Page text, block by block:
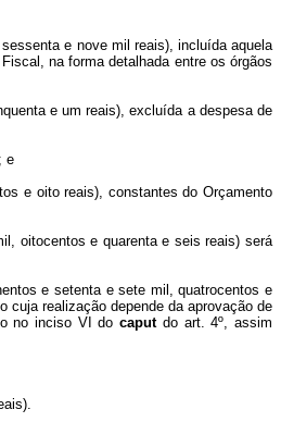
e nove mil reais), incluída aquela
na forma detalhada entre os órgãos
e um reais), excluída a despesa de
e
e oito reais), constantes do Orçamento
oitocentos e quarenta e seis reais) será
e setenta e sete mil, quatrocentos e
realização depende da aprovação de
no inciso VI docaputdo art. 4º, assim